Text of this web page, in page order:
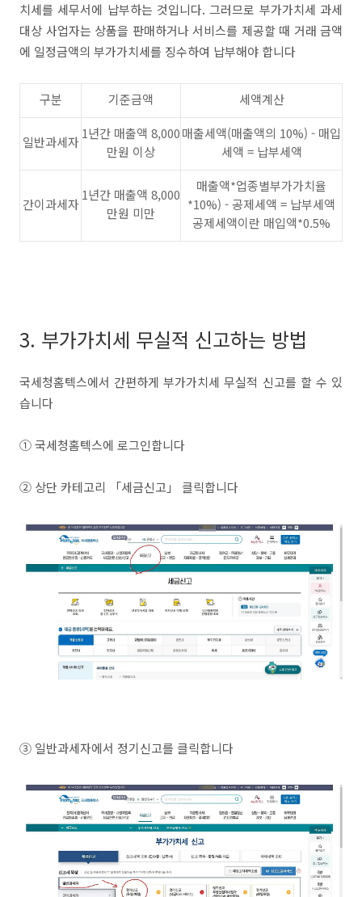
치세를 세무서에 납부하는 것입니다. 그러므로 부가가치세 과세
대상 사업자는 상품을 판매하거나 서비스를 제공할 때 거래 금액
에 일정금액의 부가가치세를 징수하여 납부해야 합니다
구분 기준금액 세액계산
일반과세자
1년간 매출액 8,000
만원 이상
매출세액(매출액의 10%) - 매입
세액 = 납부세액
간이과세자
1년간 매출액 8,000
만원 미만
매출액*업종별부가가치율
*10%) - 공제세액 = 납부세액
공제세액이란 매입액*0.5%
3. 부가가치세 무실적 신고하는 방법
국세청홈텍스에서 간편하게 부가가치세 무실적 신고를 할 수 있
습니다
① 국세청홈텍스에 로그인합니다
② 상단 카테고리 「세금신고」 클릭합니다
③ 일반과세자에서 정기신고를 클릭합니다